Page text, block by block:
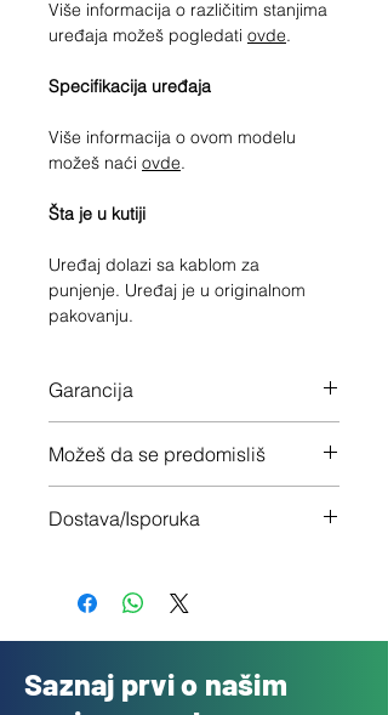
Više informacija o različitim stanjima
uređaja možeš pogledati ovde.
Specifikacija uređaja
Više informacija o ovom modelu
možeš naći ovde.
Šta je u kutiji
Uređaj dolazi sa kablom za
punjenje. Uređaj je u originalnom
pakovanju.
Garancija
Možeš da se predomisliš
nisi zadovoljan
Dostava/Isporuka
Saznaj prvi o našim